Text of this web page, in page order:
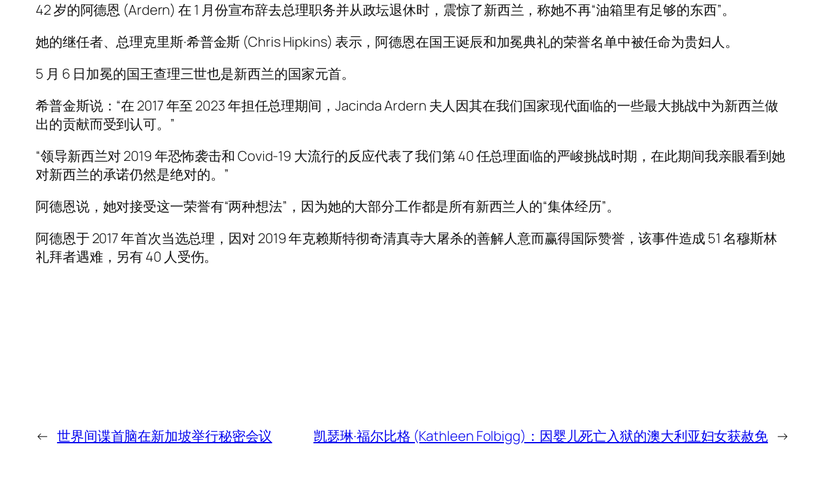
42 岁的阿德恩 (Ardern) 在 1 月份宣布辞去总理职务并从政坛退休时，震惊了新西兰，称她不再“油箱里有足够的东西”。
她的继任者、总理克里斯·希普金斯 (Chris Hipkins) 表示，阿德恩在国王诞辰和加冕典礼的荣誉名单中被任命为贵妇人。
5 月 6 日加冕的国王查理三世也是新西兰的国家元首。
希普金斯说：“在 2017 年至 2023 年担任总理期间，Jacinda Ardern 夫人因其在我们国家现代面临的一些最大挑战中为新西兰做
出的贡献而受到认可。”
“领导新西兰对 2019 年恐怖袭击和 Covid-19 大流行的反应代表了我们第 40 任总理面临的严峻挑战时期，在此期间我亲眼看到她
对新西兰的承诺仍然是绝对的。”
阿德恩说，她对接受这一荣誉有“两种想法”，因为她的大部分工作都是所有新西兰人的“集体经历”。
阿德恩于 2017 年首次当选总理，因对 2019 年克赖斯特彻奇清真寺大屠杀的善解人意而赢得国际赞誉，该事件造成 51 名穆斯林
礼拜者遇难，另有 40 人受伤。
← 世界间谍首脑在新加坡举行秘密会议 凯瑟琳·福尔比格 (Kathleen Folbigg)：因婴儿死亡入狱的澳大利亚妇女获赦免 →